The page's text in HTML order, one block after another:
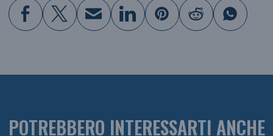
POTREBBERO INTERESSARTI ANCHE